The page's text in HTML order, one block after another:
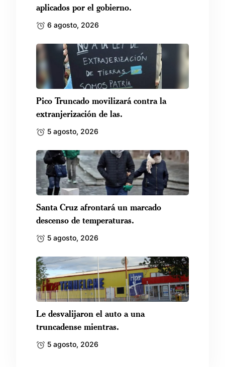
aplicados por el gobierno.
6 agosto, 2026
Pico Truncado movilizará contra la
extranjerización de las.
5 agosto, 2026
Santa Cruz afrontará un marcado
descenso de temperaturas.
5 agosto, 2026
Le desvalijaron el auto a una
truncadense mientras.
5 agosto, 2026